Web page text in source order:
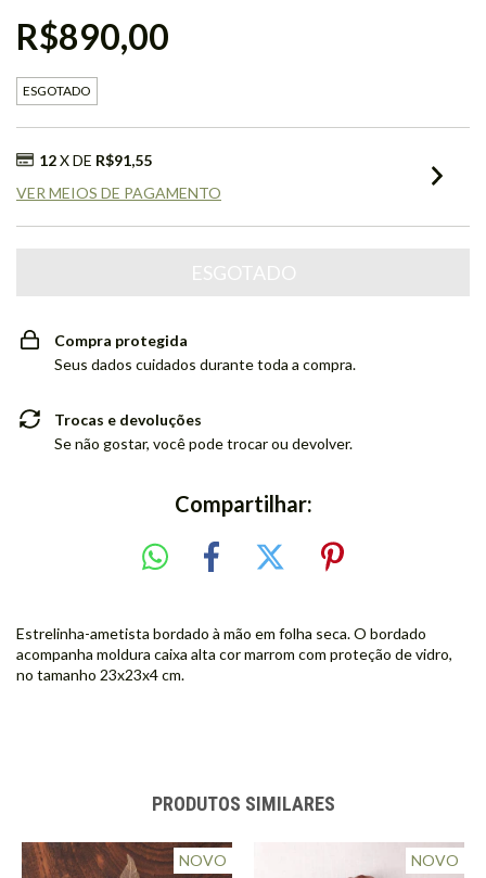
R$890,00
ESGOTADO
12X DE R$91,55
VER MEIOS DE PAGAMENTO
Compra protegida
Seus dados cuidados durante toda a compra.
Trocas e devoluções
Se não gostar, você pode trocar ou devolver.
Compartilhar:
Estrelinha-ametista bordado à mão em folha seca. O bordado
acompanha moldura caixa alta cor marrom com proteção de vidro,
no tamanho 23x23x4 cm.
PRODUTOS SIMILARES
NOVO NOVO